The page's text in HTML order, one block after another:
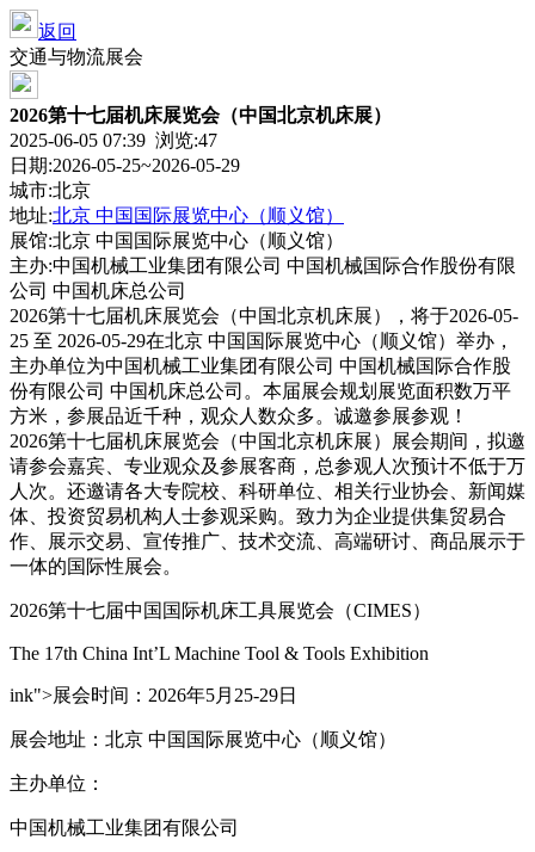
返回
交通与物流展会
2026第十七届机床展览会（中国北京机床展）
2025-06-05 07:39 浏览:47
日期:2026-05-25~2026-05-29
城市:北京
地址:北京 中国国际展览中心（顺义馆）
展馆:北京 中国国际展览中心（顺义馆）
主办:中国机械工业集团有限公司 中国机械国际合作股份有限
公司 中国机床总公司
2026第十七届机床展览会（中国北京机床展），将于2026-05-
25 至 2026-05-29在北京 中国国际展览中心（顺义馆）举办，
主办单位为中国机械工业集团有限公司 中国机械国际合作股
份有限公司 中国机床总公司。本届展会规划展览面积数万平
方米，参展品近千种，观众人数众多。诚邀参展参观！
2026第十七届机床展览会（中国北京机床展）展会期间，拟邀
请参会嘉宾、专业观众及参展客商，总参观人次预计不低于万
人次。还邀请各大专院校、科研单位、相关行业协会、新闻媒
体、投资贸易机构人士参观采购。致力为企业提供集贸易合
作、展示交易、宣传推广、技术交流、高端研讨、商品展示于
一体的国际性展会。
2026第十七届中国国际机床工具展览会（CIMES）
The 17th China Int’L Machine Tool & Tools Exhibition
ink">展会时间：2026年5月25-29日
展会地址：北京 中国国际展览中心（顺义馆）
主办单位：
中国机械工业集团有限公司